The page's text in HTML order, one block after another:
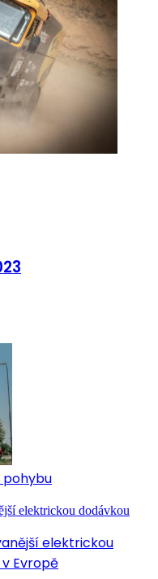
pohybu
elektrickou
Evropě